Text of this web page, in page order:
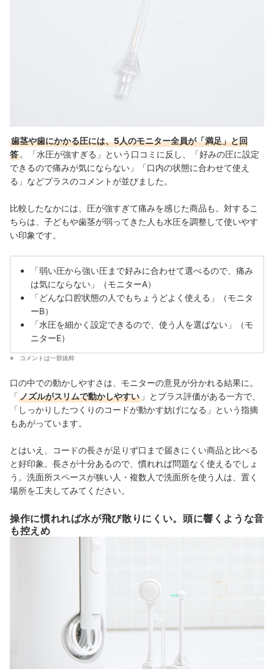
歯茎や歯にかかる圧には、5人のモニター全員が「満足」と回
答 。「水圧が強すぎる」という口コミに反し、「好みの圧に設定
できるので痛みが気にならない」「口内の状態に合わせて使え
る」などプラスのコメントが並びました。
比較したなかには、圧が強すぎて痛みを感じた商品も。対するこ
ちらは、子どもや歯茎が弱ってきた人も水圧を調整して使いやす
い印象です。
「弱い圧から強い圧まで好みに合わせて選べるので、痛み
は気にならない」（モニターA）
「どんな口腔状態の人でもちょうどよく使える」（モニタ
ーB）
「水圧を細かく設定できるので、使う人を選ばない 」
（モ
ニターE）
コメントは一部抜粋
口の中での動かしやすさは、モニターの意見が分かれる結果に。
「ノズルがスリムで動かしやすい 」とプラス評価がある一方で、
「しっかりしたつくりのコードが動かす妨げになる」という指摘
もあがっています。
とはいえ、コードの長さが足りず口まで届きにくい商品と比べる
と好印象。長さが十分あるので、慣れれば問題なく使えるでしょ
う。洗面所スペースが狭い人・複数人で洗面所を使う人は、置く
場所を工夫してみてください。
操作に慣れれば水が飛び散りにくい。頭に響くような音
も控えめ